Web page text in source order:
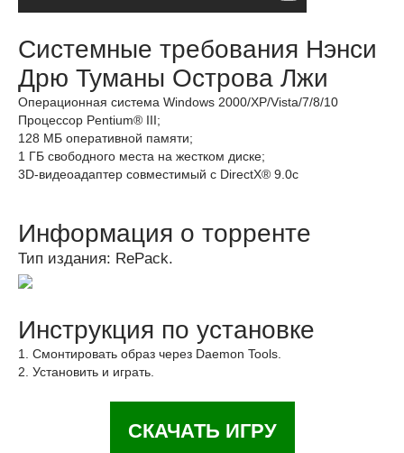
Системные требования Нэнси
Дрю Туманы Острова Лжи
Операционная система Windows 2000/XP/Vista/7/8/10
Процессор Pentium® III;
128 MБ оперативной памяти;
1 ГБ свободного места на жестком диске;
3D-видеоадаптер совместимый с DirectX® 9.0c
Информация о торренте
Тип издания: RePack.
Инструкция по установке
1. Смонтировать образ через Daemon Tools.
2. Установить и играть.
СКАЧАТЬ ИГРУ